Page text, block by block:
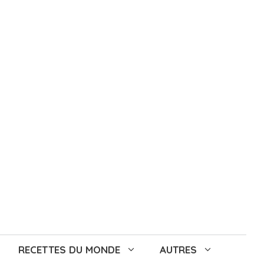
RECETTES DU MONDE AUTRES